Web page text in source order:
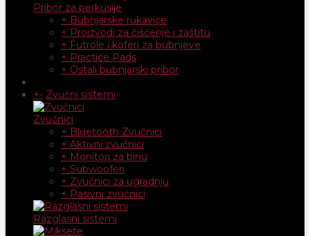
Pribor za perkusije
+ Bubnjarske rukavice
+ Proizvodi za čišćenje i zaštitu
+ Futrole i koferi za bubnjeve
+ Practice Pads
+ Ostali bubnjarski pribor
+- Zvučni sistemi
Zvučnici
+ Bluetooth Zvučnici
+ Aktivni zvučnici
+ Monitori za binu
+ Subwooferi
+ Zvučnici za ugradnju
+ Pasivni zvučnici
Razglasni sistemi